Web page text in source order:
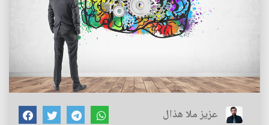
عزيز ملا هذال